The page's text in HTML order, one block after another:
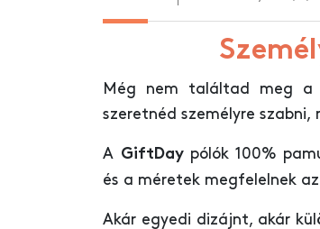
Még nem találtad meg a
szeretnéd személyre
A GiftDaypólók 100%
és a méretek megfelelnek
Akár egyedi dizájnt, akár